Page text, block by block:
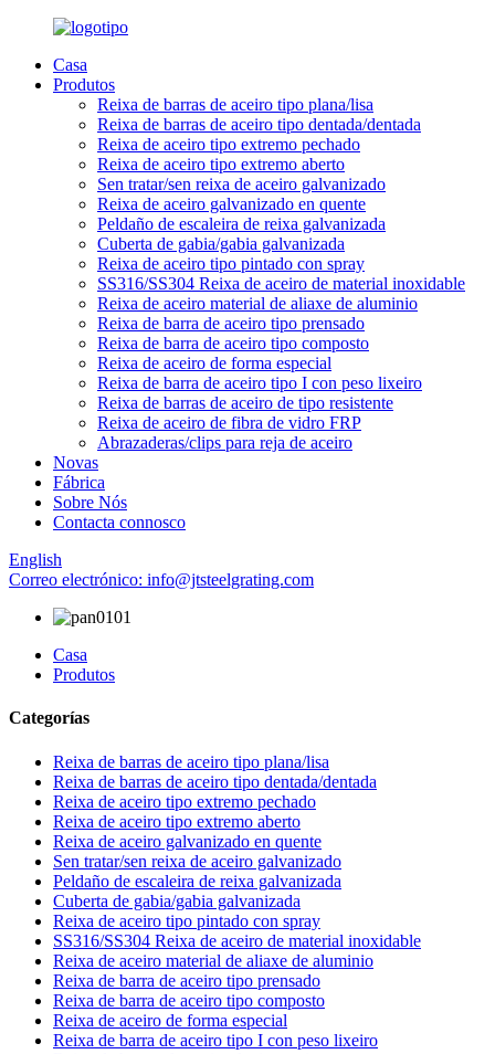
Casa
Produtos
Reixa de barras de aceiro tipo plana/lisa
Reixa de barras de aceiro tipo dentada/dentada
Reixa de aceiro tipo extremo pechado
Reixa de aceiro tipo extremo aberto
Sen tratar/sen reixa de aceiro galvanizado
Reixa de aceiro galvanizado en quente
Peldaño de escaleira de reixa galvanizada
Cuberta de gabia/gabia galvanizada
Reixa de aceiro tipo pintado con spray
SS316/SS304 Reixa de aceiro de material inoxidable
Reixa de aceiro material de aliaxe de aluminio
Reixa de barra de aceiro tipo prensado
Reixa de barra de aceiro tipo composto
Reixa de aceiro de forma especial
Reixa de barra de aceiro tipo I con peso lixeiro
Reixa de barras de aceiro de tipo resistente
Reixa de aceiro de fibra de vidro FRP
Abrazaderas/clips para reja de aceiro
Novas
Fábrica
Sobre Nós
Contacta connosco
English
Correo electrónico: info@jtsteelgrating.com
Casa
Produtos
Categorías
Reixa de barras de aceiro tipo plana/lisa
Reixa de barras de aceiro tipo dentada/dentada
Reixa de aceiro tipo extremo pechado
Reixa de aceiro tipo extremo aberto
Reixa de aceiro galvanizado en quente
Sen tratar/sen reixa de aceiro galvanizado
Peldaño de escaleira de reixa galvanizada
Cuberta de gabia/gabia galvanizada
Reixa de aceiro tipo pintado con spray
SS316/SS304 Reixa de aceiro de material inoxidable
Reixa de aceiro material de aliaxe de aluminio
Reixa de barra de aceiro tipo prensado
Reixa de barra de aceiro tipo composto
Reixa de aceiro de forma especial
Reixa de barra de aceiro tipo I con peso lixeiro